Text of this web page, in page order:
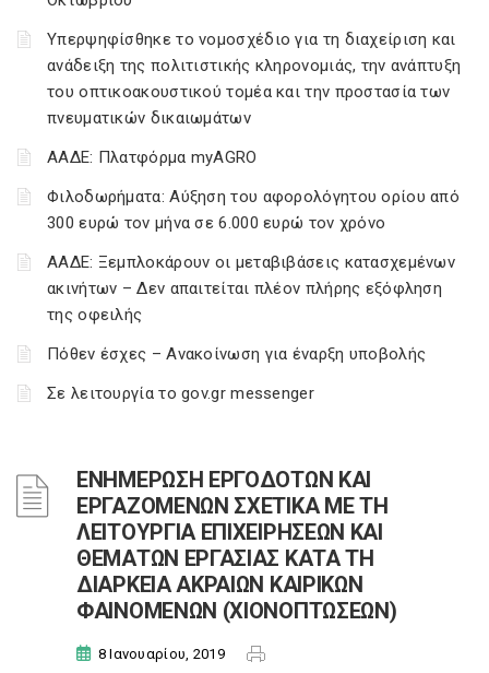
Υπερψηφίσθηκε το νομοσχέδιο για τη διαχείριση και
ανάδειξη της πολιτιστικής κληρονομιάς, την ανάπτυξη
του οπτικοακουστικού τομέα και την προστασία των
πνευματικών δικαιωμάτων
ΑΑΔΕ: Πλατφόρμα myAGRO
Φιλοδωρήματα: Αύξηση του αφορολόγητου ορίου από
300 ευρώ τον μήνα σε 6.000 ευρώ τον χρόνο
ΑΑΔΕ: Ξεμπλοκάρουν οι μεταβιβάσεις κατασχεμένων
ακινήτων – Δεν απαιτείται πλέον πλήρης εξόφληση
της οφειλής
Πόθεν έσχες – Ανακοίνωση για έναρξη υποβολής
Σε λειτουργία το gov.gr messenger
ΕΝΗΜΕΡΩΣΗ ΕΡΓΟΔΟΤΩΝ ΚΑΙ
ΕΡΓΑΖΟΜΕΝΩΝ ΣΧΕΤΙΚΑ ΜΕ ΤΗ
ΛΕΙΤΟΥΡΓΙΑ ΕΠΙΧΕΙΡΗΣΕΩΝ ΚΑΙ
ΘΕΜΑΤΩΝ ΕΡΓΑΣΙΑΣ ΚΑΤΑ ΤΗ
ΔΙΑΡΚΕΙΑ ΑΚΡΑΙΩΝ ΚΑΙΡΙΚΩΝ
ΦΑΙΝΟΜΕΝΩΝ (ΧΙΟΝΟΠΤΩΣΕΩΝ)
8 Ιανουαρίου, 2019